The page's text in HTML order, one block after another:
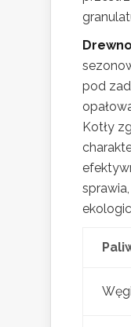
Drewno
pod
Kotły